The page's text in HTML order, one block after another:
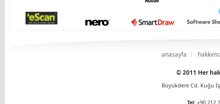
anasayfa
© 2011 Her
Büyükdere Cd. Kuğu
Tel: +90 212